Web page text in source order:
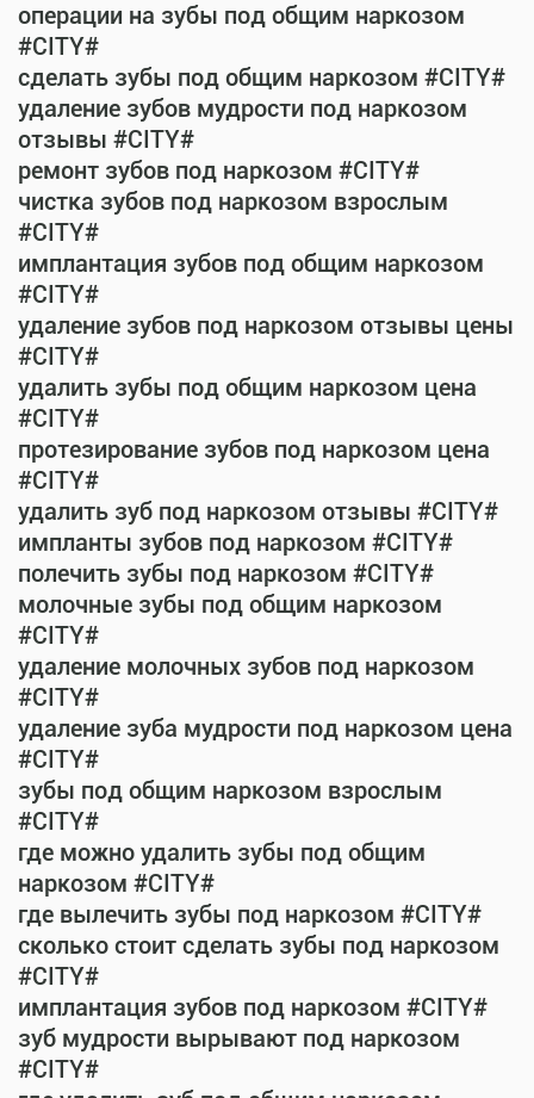
операции на зубы под общим наркозом
#CITY#
сделать зубы под общим наркозом #CITY#
удаление зубов мудрости под наркозом
отзывы #CITY#
ремонт зубов под наркозом #CITY#
чистка зубов под наркозом взрослым
#CITY#
имплантация зубов под общим наркозом
#CITY#
удаление зубов под наркозом отзывы цены
#CITY#
удалить зубы под общим наркозом цена
#CITY#
протезирование зубов под наркозом цена
#CITY#
удалить зуб под наркозом отзывы #CITY#
импланты зубов под наркозом #CITY#
полечить зубы под наркозом #CITY#
молочные зубы под общим наркозом
#CITY#
удаление молочных зубов под наркозом
#CITY#
удаление зуба мудрости под наркозом цена
#CITY#
зубы под общим наркозом взрослым
#CITY#
где можно удалить зубы под общим
наркозом #CITY#
где вылечить зубы под наркозом #CITY#
сколько стоит сделать зубы под наркозом
#CITY#
имплантация зубов под наркозом #CITY#
зуб мудрости вырывают под наркозом
#CITY#